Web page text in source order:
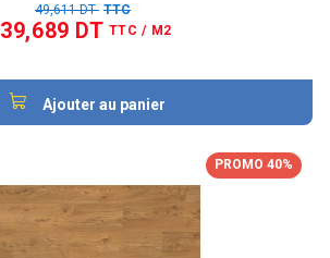
49,611 DT TTC
39,689 DT TTC / M2
Ajouter au panier
PROMO 40%